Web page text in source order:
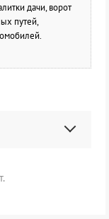
дачи, ворот
путей,